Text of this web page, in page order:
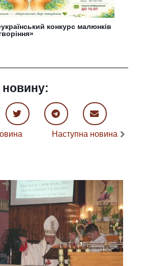
конкурс малюнків
Наступна новина